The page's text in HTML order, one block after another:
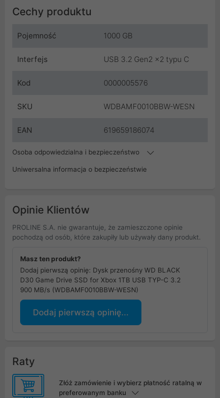
Cechy produktu
Pojemność 1000 GB
Interfejs USB 3.2 Gen2 x2 typu C
Kod 0000005576
SKU WDBAMF0010BBW-WESN
EAN 619659186074
Osoba odpowiedzialna i bezpieczeństwo
Uniwersalna informacja o bezpieczeństwie
Opinie Klientów
PROLINE S.A. nie gwarantuje, że zamieszczone opinie
pochodzą od osób, które zakupiły lub używały dany produkt.
Masz ten produkt?
Dodaj pierwszą opinię: Dysk przenośny WD BLACK
D30 Game Drive SSD for Xbox 1TB USB TYP-C 3.2
900 MB/s (WDBAMF0010BBW-WESN)
Dodaj pierwszą opinię...
Raty
Złóż zamówienie i wybierz płatność ratalną w
preferowanym banku